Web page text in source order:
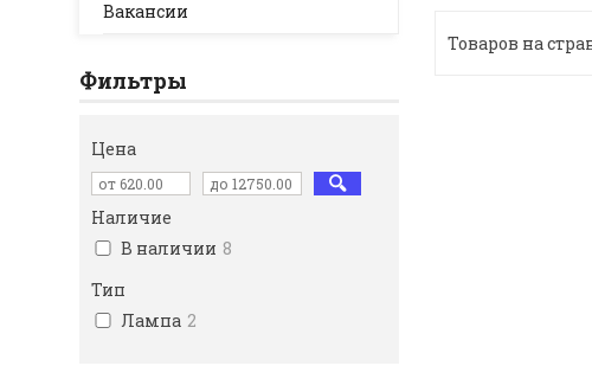
Вакансии
Фильтры
Цена
Наличие
В наличии 8
Тип
Лампа 2